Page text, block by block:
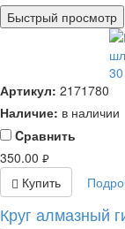
Быстрый просмотр
Артикул: 2171780
Наличие: в наличии
Cравнить
350.00 руб.
Купить
Круг алмазный